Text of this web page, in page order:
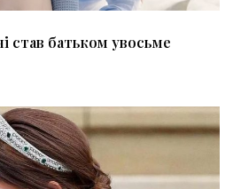
став батьком увосьме